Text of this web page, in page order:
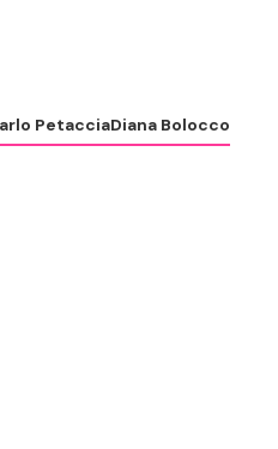
PetacciaDiana Bolocco